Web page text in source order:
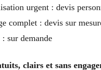
urgent : devis
complet : devis sur
sur demande
clairs et sans